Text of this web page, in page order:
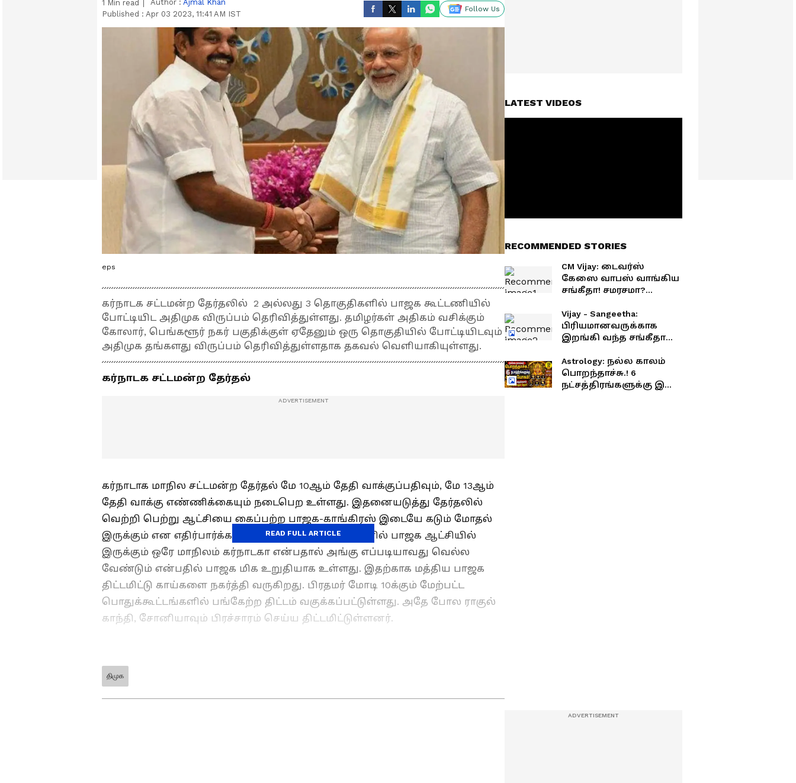
1 Min read Author : Ajmal Khan
Published : Apr 03 2023, 11:41 AM IST
Follow Us
eps
கர்நாடக சட்டமன்ற தேர்தலில் 2 அல்லது 3 தொகுதிகளில் பாஜக கூட்டணியில்
போட்டியிட அதிமுக விருப்பம் தெரிவித்துள்ளது. தமிழர்கள் அதிகம் வசிக்கும்
கோலார், பெங்களூர் நகர் பகுதிக்குள் ஏதேனும் ஒரு தொகுதியில் போட்டியிடவும்
அதிமுக தங்களது விருப்பம் தெரிவித்துள்ளதாக தகவல் வெளியாகியுள்ளது.
கர்நாடக சட்டமன்ற தேர்தல்
கர்நாடாக மாநில சட்டமன்ற தேர்தல் மே 10ஆம் தேதி வாக்குப்பதிவும், மே 13ஆம்
தேதி வாக்கு எண்ணிக்கையும் நடைபெற உள்ளது. இதனையடுத்து தேர்தலில்
வெற்றி பெற்று ஆட்சியை கைப்பற்ற பாஜக-காங்கிரஸ் இடையே கடும் மோதல்
இருக்கும் என எதிர்பார்க்கப்டுகிறது. தென்மாநிலங்களில் பாஜக ஆட்சியில்
இருக்கும் ஒரே மாநிலம் கர்நாடகா என்பதால் அங்கு எப்படியாவது வெல்ல
வேண்டும் என்பதில் பாஜக மிக உறுதியாக உள்ளது. இதற்காக மத்திய பாஜக
திட்டமிட்டு காய்களை நகர்த்தி வருகிறது. பிரதமர் மோடி 10க்கும் மேற்பட்ட
பொதுக்கூட்டங்களில் பங்கேற்ற திட்டம் வகுக்கப்பட்டு்ள்ளது. அதே போல ராகுல்
காந்தி, சோனியாவும் பிரச்சாரம் செய்ய திட்டமிட்டுள்ளனர்.
READ FULL ARTICLE
ABOUT THE AUTHOR
Ajmal Khan
திமுக
LATEST VIDEOS
RECOMMENDED STORIES
CM Vijay: டைவர்ஸ்
கேஸை வாபஸ் வாங்கிய
சங்கீதா! சமரசமா?
Vijay - Sangeetha:
பிரியமானவருக்காக
இறங்கி வந்த சங்கீதா
உடைத்து குடும்பத்தை
ஒன்று சேர்த்தது யார்
தெரியுமா?!
Astrology: நல்ல காலம்
பொறந்தாச்சு.! 6
நட்சத்திரங்களுக்கு இனி